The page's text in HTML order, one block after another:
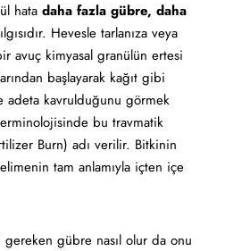
hata daha fazla gübre, daha
Hevesle tarlanıza veya
avuç kimyasal granülün ertesi
başlayarak kağıt gibi
adeta kavrulduğunu görmek
bu travmatik
Burn) adı verilir. Bitkinin
tam anlamıyla içten içe
gübre nasıl olur da onu